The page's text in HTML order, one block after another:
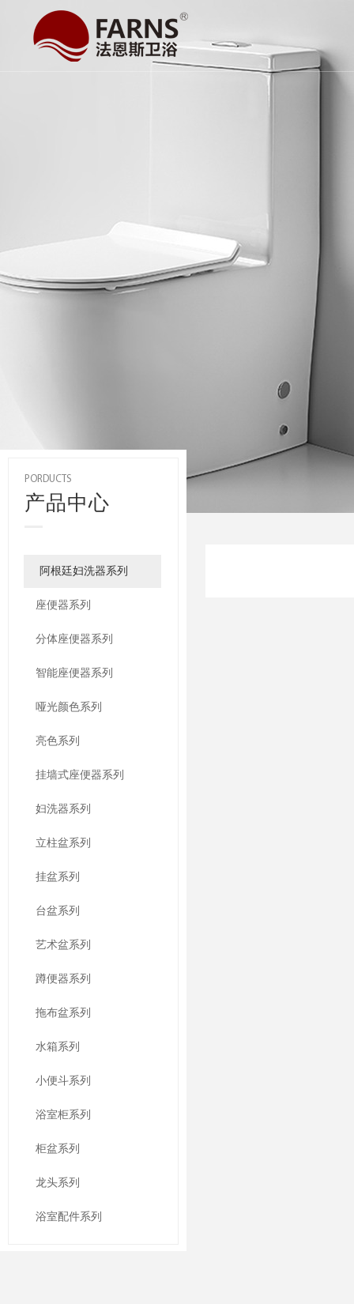
PORDUCTS
产品中心
阿根廷妇洗器系列
座便器系列
分体座便器系列
智能座便器系列
哑光颜色系列
亮色系列
挂墙式座便器系列
妇洗器系列
立柱盆系列
挂盆系列
台盆系列
艺术盆系列
蹲便器系列
拖布盆系列
水箱系列
小便斗系列
浴室柜系列
柜盆系列
龙头系列
浴室配件系列